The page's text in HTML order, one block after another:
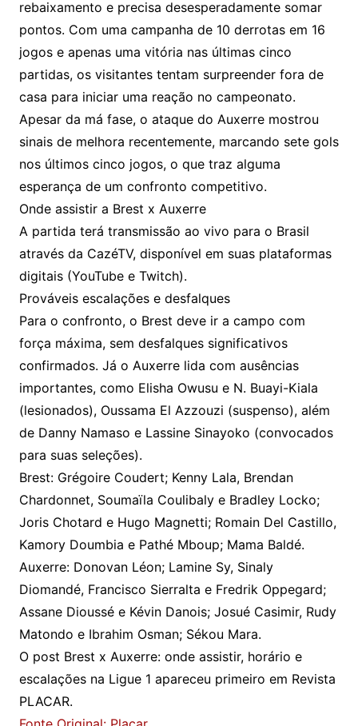
rebaixamento e precisa desesperadamente somar
pontos. Com uma campanha de 10 derrotas em 16
jogos e apenas uma vitória nas últimas cinco
partidas, os visitantes tentam surpreender fora de
casa para iniciar uma reação no campeonato.
Apesar da má fase, o ataque do Auxerre mostrou
sinais de melhora recentemente, marcando sete gols
nos últimos cinco jogos, o que traz alguma
esperança de um confronto competitivo.
Onde assistir a Brest x Auxerre
A partida terá transmissão ao vivo para o Brasil
através da CazéTV, disponível em suas plataformas
digitais (YouTube e Twitch).
Prováveis escalações e desfalques
Para o confronto, o Brest deve ir a campo com
força máxima, sem desfalques significativos
confirmados. Já o Auxerre lida com ausências
importantes, como Elisha Owusu e N. Buayi-Kiala
(lesionados), Oussama El Azzouzi (suspenso), além
de Danny Namaso e Lassine Sinayoko (convocados
para suas seleções).
Brest: Grégoire Coudert; Kenny Lala, Brendan
Chardonnet, Soumaïla Coulibaly e Bradley Locko;
Joris Chotard e Hugo Magnetti; Romain Del Castillo,
Kamory Doumbia e Pathé Mboup; Mama Baldé.
Auxerre: Donovan Léon; Lamine Sy, Sinaly
Diomandé, Francisco Sierralta e Fredrik Oppegard;
Assane Dioussé e Kévin Danois; Josué Casimir, Rudy
Matondo e Ibrahim Osman; Sékou Mara.
O post Brest x Auxerre: onde assistir, horário e
escalações na Ligue 1 apareceu primeiro em Revista
PLACAR.